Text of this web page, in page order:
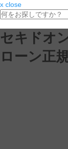
x close
セキドオ
ローン正